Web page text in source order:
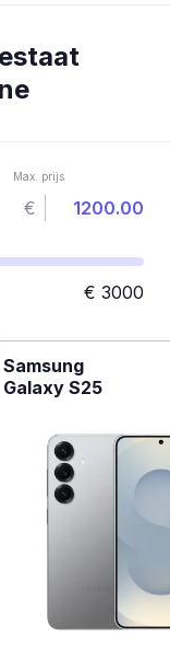
Max. prijs
€
€ 3000
Samsung
Galaxy S25